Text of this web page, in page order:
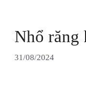
Nhổ răng
31/08/2024